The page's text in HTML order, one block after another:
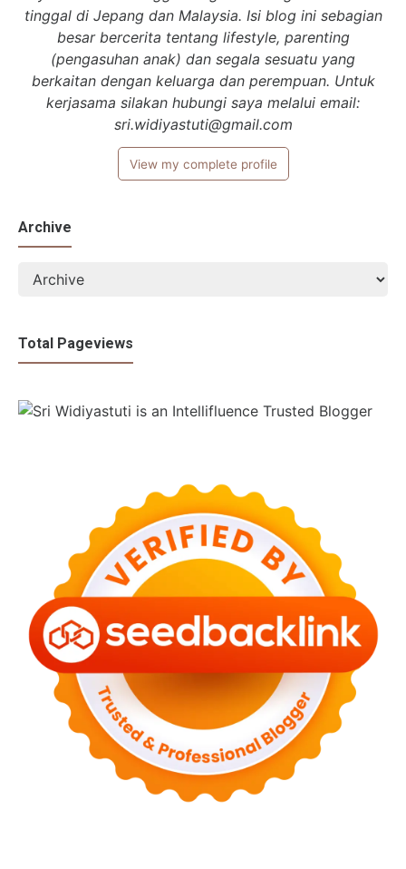
tinggal di Jepang dan Malaysia. Isi blog ini sebagian
besar bercerita tentang lifestyle, parenting
(pengasuhan anak) dan segala sesuatu yang
berkaitan dengan keluarga dan perempuan. Untuk
kerjasama silakan hubungi saya melalui email:
sri.widiyastuti@gmail.com
View my complete profile
Archive
Total Pageviews